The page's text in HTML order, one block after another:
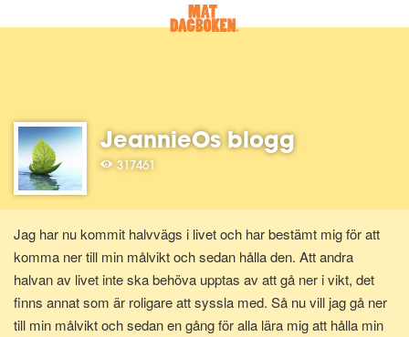
JeannieOs blogg
317461
Jag har nu kommit halvvägs i livet och har bestämt mig för att
komma ner till min målvikt och sedan hålla den. Att andra
halvan av livet inte ska behöva upptas av att gå ner i vikt, det
finns annat som är roligare att syssla med. Så nu vill jag gå ner
till min målvikt och sedan en gång för alla lära mig att hålla min